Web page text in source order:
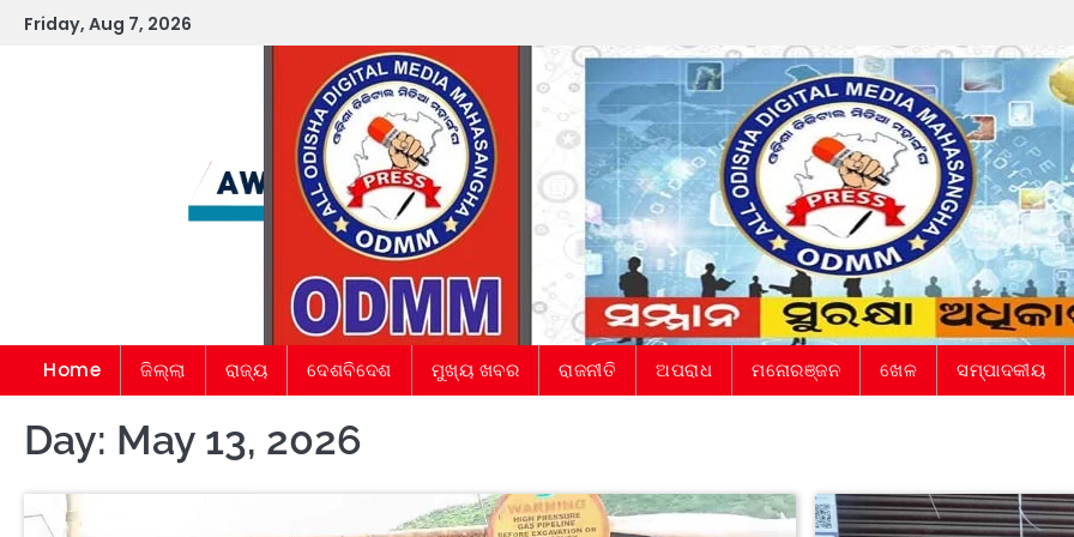
SkipFriday, Aug 7, 2026
Home ଜିଲ୍ଲା ରାଜ୍ୟ ଦେଶବିଦେଶ ମୁଖ୍ୟ ଖବର ରାଜନୀତି ଅପରାଧ ମନୋରଞ୍ଜନ ଖେଳ ସମ୍ପାଦକୀୟ
Day: May 13, 2026